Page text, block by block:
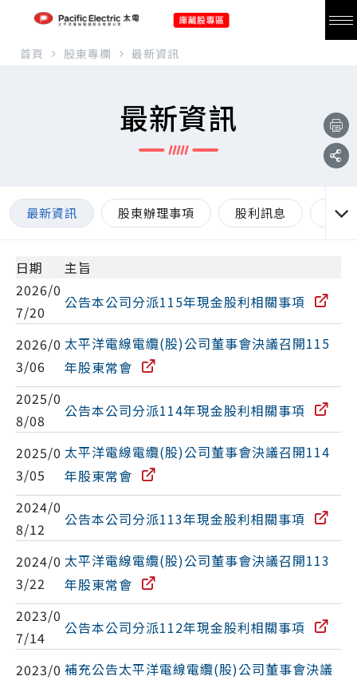
首頁 股東專欄 最新資訊
最新資訊
最新資訊 股東辦理事項 股利訊息 股
日期
主旨
2026/0
7/20
公告本公司分派115年現金股利相關事項
2026/0
3/06
太平洋電線電纜(股)公司董事會決議召開115
年股東常會
2025/0
8/08
公告本公司分派114年現金股利相關事項
2025/0
3/05
太平洋電線電纜(股)公司董事會決議召開114
年股東常會
2024/0
8/12
公告本公司分派113年現金股利相關事項
2024/0
3/22
太平洋電線電纜(股)公司董事會決議召開113
年股東常會
2023/0
7/14
公告本公司分派112年現金股利相關事項
2023/0 補充公告太平洋電線電纜(股)公司董事會決議